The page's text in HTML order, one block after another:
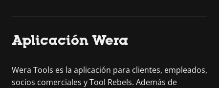
Aplicación Wera
Wera Tools es la aplicación para clientes, empleados,
socios comerciales y Tool Rebels. Además de